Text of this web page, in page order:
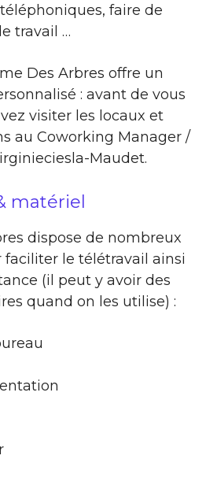
faire de
travail …
Des Arbres offre un
: avant de vous
visiter les locaux et
au Coworking Manager /
Maudet.
matériel
dispose de nombreux
le télétravail ainsi
(il peut y avoir des
quand on les utilise) :